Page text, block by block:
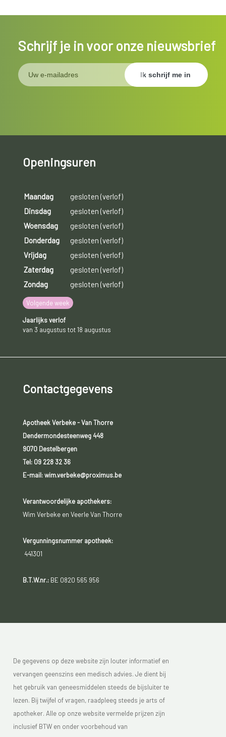
Schrijf je in voor onze nieuwsbrief
Openingsuren
Maandag
gesloten (verlof)
Dinsdag
gesloten (verlof)
Woensdag
gesloten (verlof)
Donderdag
gesloten (verlof)
Vrijdag
gesloten (verlof)
Zaterdag
gesloten (verlof)
Zondag
gesloten (verlof)
Volgende week
Jaarlijks verlof
van 3 augustus tot 18 augustus
Contactgegevens
Apotheek Verbeke - Van Thorre
Dendermondesteenweg 448
9070 Destelbergen
Tel: 09 228 32 36
E-mail: wim.verbeke@proximus.be
Verantwoordelijke apothekers:
Wim Verbeke en Veerle Van Thorre
Vergunningsnummer apotheek:
441301
B.T.W.nr.:BE 0820 565 956
De gegevens op deze website zijn louter informatief en
vervangen geenszins een medisch advies. Je dient bij
het gebruik van geneesmiddelen steeds de bijsluiter te
lezen. Bij twijfel of vragen, raadpleeg steeds je arts of
apotheker. Alle op onze website vermelde prijzen zijn
inclusief BTW en onder voorbehoud van